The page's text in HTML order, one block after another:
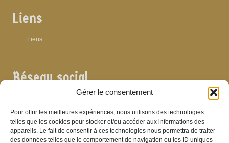
Gérer le consentement
Pour offrir les meilleures expériences, nous utilisons des technologies
telles que les cookies pour stocker et/ou accéder aux informations des
appareils. Le fait de consentir à ces technologies nous permettra de traiter
des données telles que le comportement de navigation ou les ID uniques
Liens
Liens
Réseau social
Archives